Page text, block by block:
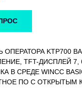
ОПЕРАТОРА KTP700
TFT-ДИСПЛЕЙ 7,
В СРЕДЕ WINCC
ПО С ОТКРЫТЫМ